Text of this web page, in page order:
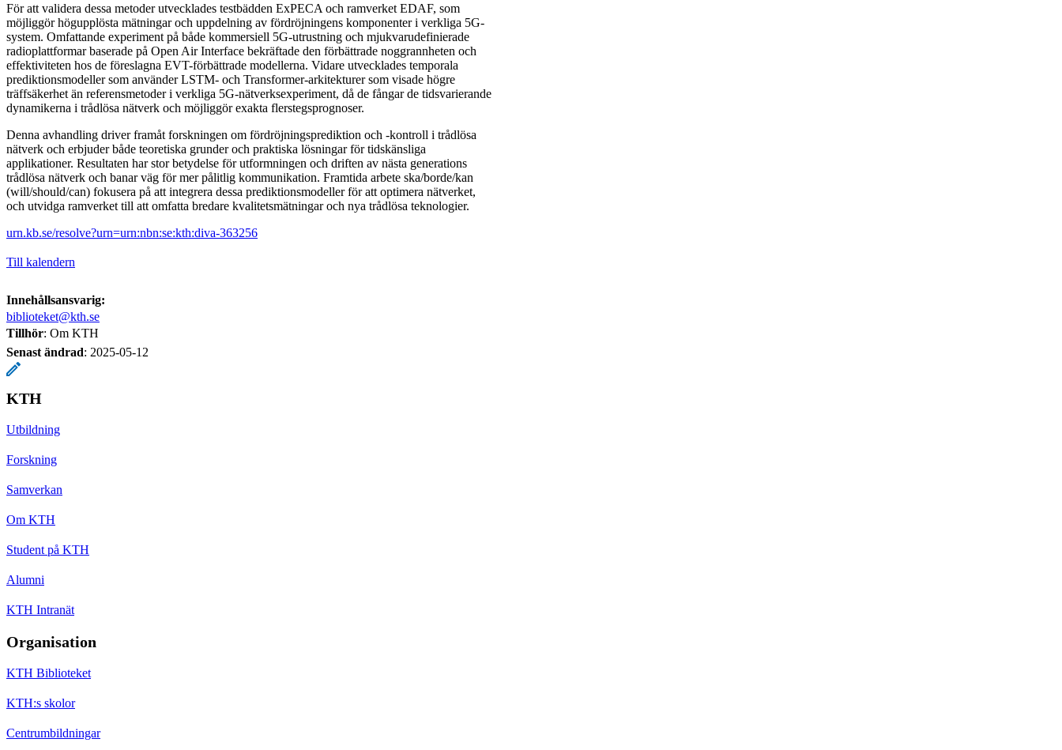
För att validera dessa metoder utvecklades testbädden ExPECA och ramverket EDAF, som
möjliggör högupplösta mätningar och uppdelning av fördröjningens komponenter i verkliga 5G-
system. Omfattande experiment på både kommersiell 5G-utrustning och mjukvarudefinierade
radioplattformar baserade på Open Air Interface bekräftade den förbättrade noggrannheten och
effektiviteten hos de föreslagna EVT-förbättrade modellerna. Vidare utvecklades temporala
prediktionsmodeller som använder LSTM- och Transformer-arkitekturer som visade högre
träffsäkerhet än referensmetoder i verkliga 5G-nätverksexperiment, då de fångar de tidsvarierande
dynamikerna i trådlösa nätverk och möjliggör exakta flerstegsprognoser.
Denna avhandling driver framåt forskningen om fördröjningsprediktion och -kontroll i trådlösa
nätverk och erbjuder både teoretiska grunder och praktiska lösningar för tidskänsliga
applikationer. Resultaten har stor betydelse för utformningen och driften av nästa generations
trådlösa nätverk och banar väg för mer pålitlig kommunikation. Framtida arbete ska/borde/kan
(will/should/can) fokusera på att integrera dessa prediktionsmodeller för att optimera nätverket,
och utvidga ramverket till att omfatta bredare kvalitetsmätningar och nya trådlösa teknologier.
urn.kb.se/resolve?urn=urn:nbn:se:kth:diva-363256
Till kalendern
Innehållsansvarig:
biblioteket@kth.se
Tillhör: Om KTH
Senast ändrad: 2025-05-12
KTH
Utbildning
Forskning
Samverkan
Om KTH
Student på KTH
Alumni
KTH Intranät
Organisation
KTH Biblioteket
KTH:s skolor
Centrumbildningar